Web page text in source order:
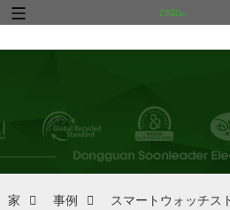
家 事例 スマートウォッチス